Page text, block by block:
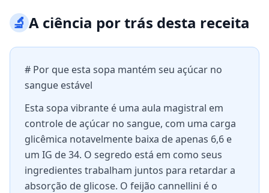
🔬A ciência por trás desta receita
# Por que esta sopa mantém seu açúcar no
sangue estável
Esta sopa vibrante é uma aula magistral em
controle de açúcar no sangue, com uma carga
glicêmica notavelmente baixa de apenas 6,6 e
um IG de 34. O segredo está em como seus
ingredientes trabalham juntos para retardar a
absorção de glicose. O feijão cannellini é o